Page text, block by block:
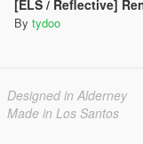
[ELS / Reflective] Renault Master
By tydoo
Designed in Alderney
Made in Los Santos